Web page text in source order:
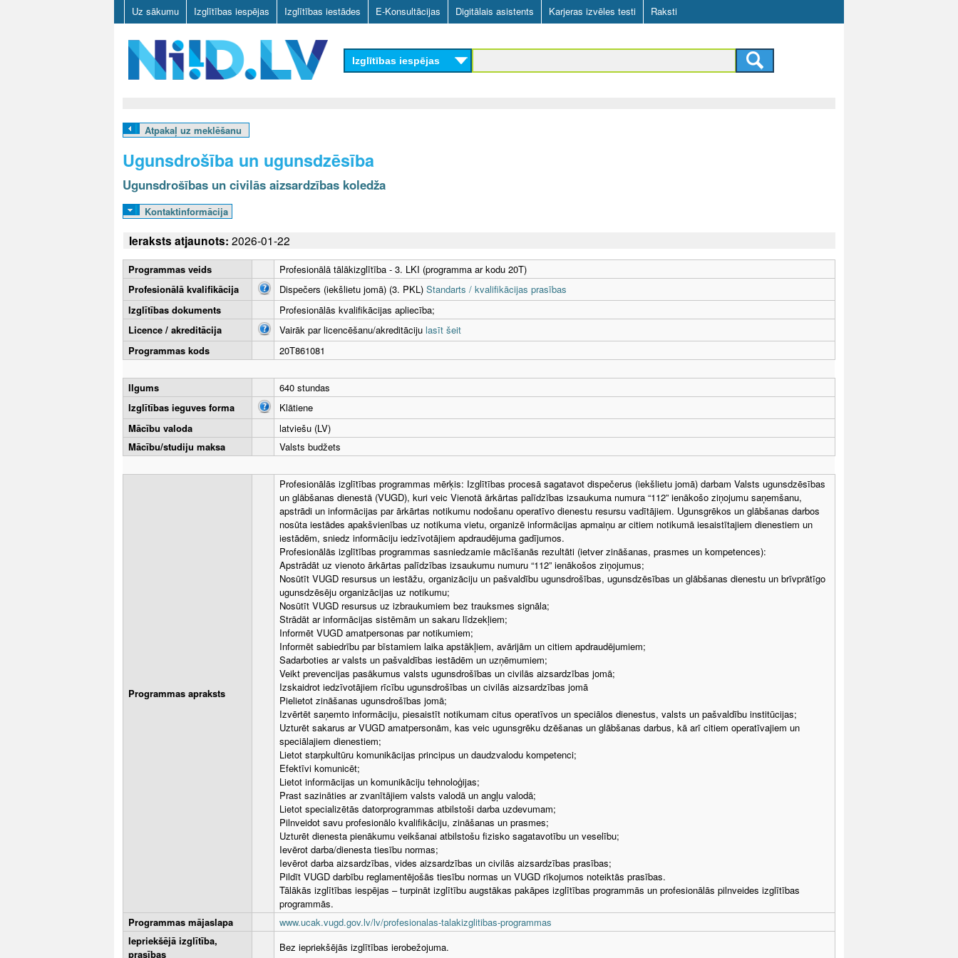
Skip
to
main
content
Uz sākumu Izglītības iespējas Izglītības iestādes E-Konsultācijas Digitālais asistents Karjeras izvēles testi Raksti
D
V
Izglītības iespējas
Atpakaļ uz meklēšanu
Ugunsdrošība un ugunsdzēsība
Ugunsdrošības un civilās aizsardzības koledža
Kontaktinformācija
Ieraksts atjaunots: 2026-01-22
Programmas veids
Profesionālā tālākizglītība - 3. LKI (programma ar kodu 20T)
Profesionālā kvalifikācija
Dispečers (iekšlietu jomā) (3. PKL) Standarts / kvalifikācijas prasības
Izglītības dokuments
Profesionālās kvalifikācijas apliecība;
Licence / akreditācija
Vairāk par licencēšanu/akreditāciju lasīt šeit
Programmas kods
20T861081
Ilgums
640 stundas
Izglītības ieguves forma
Klātiene
Mācību valoda
latviešu (LV)
Mācību/studiju maksa
Valsts budžets
Programmas apraksts
Profesionālās izglītības programmas mērķis: Izglītības procesā sagatavot dispečerus (iekšlietu jomā) darbam Valsts ugunsdzēsības
un glābšanas dienestā (VUGD), kuri veic Vienotā ārkārtas palīdzības izsaukuma numura “112” ienākošo ziņojumu saņemšanu,
apstrādi un informācijas par ārkārtas notikumu nodošanu operatīvo dienestu resursu vadītājiem. Ugunsgrēkos un glābšanas darbos
nosūta iestādes apakšvienības uz notikuma vietu, organizē informācijas apmaiņu ar citiem notikumā iesaistītajiem dienestiem un
iestādēm, sniedz informāciju iedzīvotājiem apdraudējuma gadījumos.
Profesionālās izglītības programmas sasniedzamie mācīšanās rezultāti (ietver zināšanas, prasmes un kompetences):
Apstrādāt uz vienoto ārkārtas palīdzības izsaukumu numuru “112” ienākošos ziņojumus;
Nosūtīt VUGD resursus un iestāžu, organizāciju un pašvaldību ugunsdrošības, ugunsdzēsības un glābšanas dienestu un brīvprātīgo
ugunsdzēsēju organizācijas uz notikumu;
Nosūtīt VUGD resursus uz izbraukumiem bez trauksmes signāla;
Strādāt ar informācijas sistēmām un sakaru līdzekļiem;
Informēt VUGD amatpersonas par notikumiem;
Informēt sabiedrību par bīstamiem laika apstākļiem, avārijām un citiem apdraudējumiem;
Sadarboties ar valsts un pašvaldības iestādēm un uzņēmumiem;
Veikt prevencijas pasākumus valsts ugunsdrošības un civilās aizsardzības jomā;
Izskaidrot iedzīvotājiem rīcību ugunsdrošības un civilās aizsardzības jomā
Pielietot zināšanas ugunsdrošības jomā;
Izvērtēt saņemto informāciju, piesaistīt notikumam citus operatīvos un speciālos dienestus, valsts un pašvaldību institūcijas;
Uzturēt sakarus ar VUGD amatpersonām, kas veic ugunsgrēku dzēšanas un glābšanas darbus, kā arī citiem operatīvajiem un
speciālajiem dienestiem;
Lietot starpkultūru komunikācijas principus un daudzvalodu kompetenci;
Efektīvi komunicēt;
Lietot informācijas un komunikāciju tehnoloģijas;
Prast sazināties ar zvanītājiem valsts valodā un angļu valodā;
Lietot specializētās datorprogrammas atbilstoši darba uzdevumam;
Pilnveidot savu profesionālo kvalifikāciju, zināšanas un prasmes;
Uzturēt dienesta pienākumu veikšanai atbilstošu fizisko sagatavotību un veselību;
Ievērot darba/dienesta tiesību normas;
Ievērot darba aizsardzības, vides aizsardzības un civilās aizsardzības prasības;
Pildīt VUGD darbību reglamentējošās tiesību normas un VUGD rīkojumos noteiktās prasības.
Tālākās izglītības iespējas – turpināt izglītību augstākas pakāpes izglītības programmās un profesionālās pilnveides izglītības
programmās.
Programmas mājaslapa
www.ucak.vugd.gov.lv/lv/profesionalas-talakizglitibas-programmas
Iepriekšējā izglītība,
prasības
Bez iepriekšējās izglītības ierobežojuma.